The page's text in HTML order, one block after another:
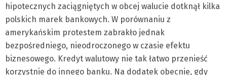
hipotecznych zaciągniętych w obcej walucie dotknął kilka
polskich marek bankowych. W porównaniu z
amerykańskim protestem zabrakło jednak
bezpośredniego, nieodroczonego w czasie efektu
biznesowego. Kredyt walutowy nie tak łatwo przenieść
korzystnie do innego banku. Na dodatek obecnie, gdy